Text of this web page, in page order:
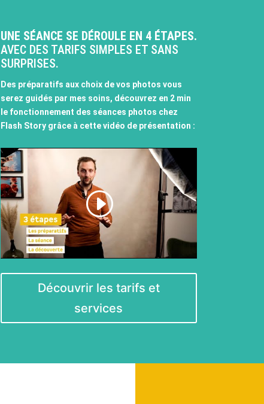
UNE SÉANCE SE DÉROULE EN 4 ÉTAPES.
AVEC DES TARIFS SIMPLES ET SANS
SURPRISES.
Des préparatifs aux choix de vos photos vous
serez guidés par mes soins, découvrez en 2 min
le fonctionnement des séances photos chez
Flash Story grâce à cette vidéo de présentation :
Découvrir les tarifs et
services